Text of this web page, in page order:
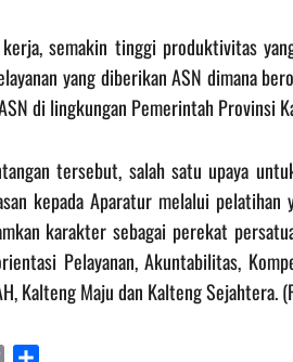
semakin tinggi produktivitas
yang diberikan ASN dimana
di lingkungan Pemerintah Provinsi
tersebut, salah satu upaya
kepada Aparatur melalui
karakter sebagai perekat
Pelayanan, Akuntabilitas,
Kalteng Maju dan Kalteng Sejahtera.